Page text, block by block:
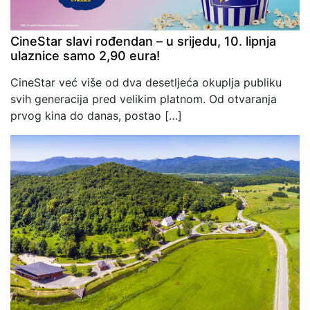
CineStar slavi rođendan – u srijedu, 10. lipnja
ulaznice samo 2,90 eura!
CineStar već više od dva desetljeća okuplja publiku
svih generacija pred velikim platnom. Od otvaranja
prvog kina do danas, postao […]